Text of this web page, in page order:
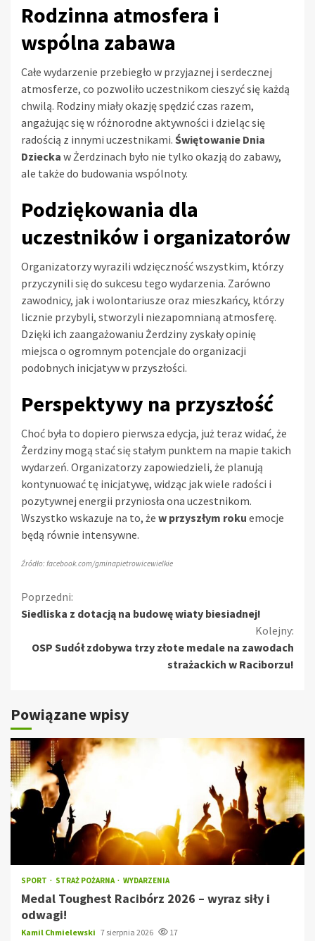
Rodzinna atmosfera i
wspólna zabawa
Całe wydarzenie przebiegło w przyjaznej i serdecznej
atmosferze, co pozwoliło uczestnikom cieszyć się każdą
chwilą. Rodziny miały okazję spędzić czas razem,
angażując się w różnorodne aktywności i dzieląc się
radością z innymi uczestnikami. Świętowanie Dnia
Dziecka w Żerdzinach było nie tylko okazją do zabawy,
ale także do budowania wspólnoty.
Podziękowania dla
uczestników i organizatorów
Organizatorzy wyrazili wdzięczność wszystkim, którzy
przyczynili się do sukcesu tego wydarzenia. Zarówno
zawodnicy, jak i wolontariusze oraz mieszkańcy, którzy
licznie przybyli, stworzyli niezapomnianą atmosferę.
Dzięki ich zaangażowaniu Żerdziny zyskały opinię
miejsca o ogromnym potencjale do organizacji
podobnych inicjatyw w przyszłości.
Perspektywy na przyszłość
Choć była to dopiero pierwsza edycja, już teraz widać, że
Żerdziny mogą stać się stałym punktem na mapie takich
wydarzeń. Organizatorzy zapowiedzieli, że planują
kontynuować tę inicjatywę, widząc jak wiele radości i
pozytywnej energii przyniosła ona uczestnikom.
Wszystko wskazuje na to, że w przyszłym roku emocje
będą równie intensywne.
Źródło: facebook.com/gminapietrowicewielkie
Kontynuuj
Poprzedni:
Siedliska z dotacją na budowę wiaty biesiadnej!
Kolejny:
OSP Sudół zdobywa trzy złote medale na zawodach
strażackich w Raciborzu!
Powiązane wpisy
SPORT STRAŻ POŻARNA WYDARZENIA
Medal Toughest Racibórz 2026 – wyraz siły i
odwagi!
Kamil Chmielewski 7 sierpnia 2026 17